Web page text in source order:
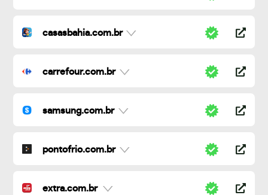
casasbahia.com.br
carrefour.com.br
samsung.com.br
pontofrio.com.br
extra.com.br